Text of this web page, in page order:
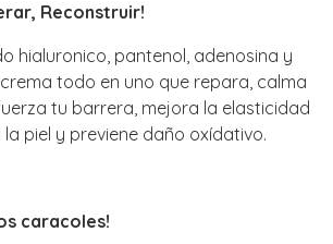
Reconstruir!
hialuronico, pantenol, adenosina y
todo en uno que repara, calma
tu barrera, mejora la elasticidad
la piel y previene daño oxídativo.
caracoles!